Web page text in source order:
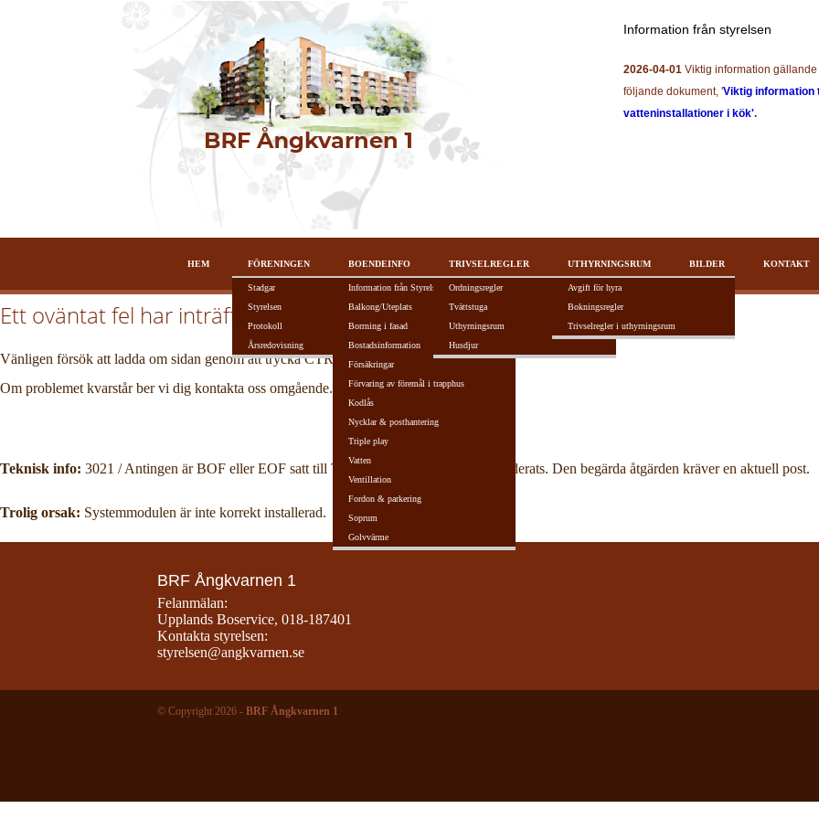
Information från styrelsen
2026-04-01 Viktig information
följande dokument, 'Viktig information
vatteninstallationer i kök'.
HEM FÖRENINGEN
Stadgar
Styrelsen
Protokoll
Årsredovisning
BOENDEINFO
Information från Styrelsen
Balkong/Uteplats
Borrning i fasad
Bostadsinformation
Försäkringar
Förvaring av föremål i trapphus
Kodlås
Nycklar & posthantering
Triple play
Vatten
Ventillation
Fordon & parkering
Soprum
Golvvärme
TRIVSELREGLER
Ordningsregler
Tvättstuga
Uthyrningsrum
Husdjur
UTHYRNINGSRUM
Avgift för hyra
Bokningsregler
Trivselregler i uthyrningsrum
BILDER KONTAKT
Ett oväntat fel har inträffat!
Vänligen försök att ladda om sidan genom att trycka CTRL + R alternativt F5-tangenten.
Om problemet kvarstår ber vi dig kontakta oss omgående.
Teknisk info: 3021 / Antingen är BOF eller EOF satt till True, eller så har aktuell post raderats. Den begärda åtgärden kräver en aktuell post.
Trolig orsak: Systemmodulen är inte korrekt installerad.
BRF Ångkvarnen 1
Felanmälan:
Upplands Boservice, 018-187401
Kontakta styrelsen:
styrelsen@angkvarnen.se
© Copyright 2026 - BRF Ångkvarnen 1